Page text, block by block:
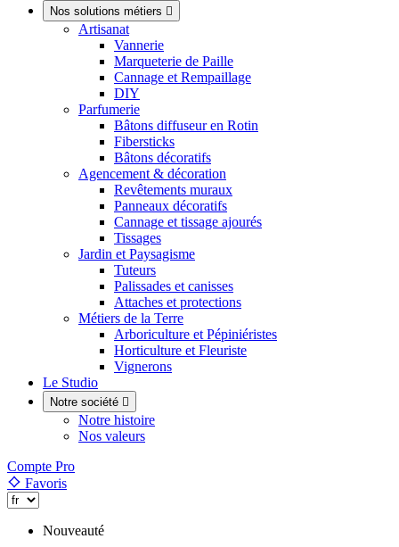
Nos solutions métiers 
Artisanat
Vannerie
Marqueterie de Paille
Cannage et Rempaillage
DIY
Parfumerie
Bâtons diffuseur en Rotin
Fibersticks
Bâtons décoratifs
Agencement & décoration
Revêtements muraux
Panneaux décoratifs
Cannage et tissage ajourés
Tissages
Jardin et Paysagisme
Tuteurs
Palissades et canisses
Attaches et protections
Métiers de la Terre
Arboriculture et Pépiniéristes
Horticulture et Fleuriste
Vignerons
Le Studio
Notre société 
Notre histoire
Nos valeurs
Compte Pro
Favoris
Nouveauté